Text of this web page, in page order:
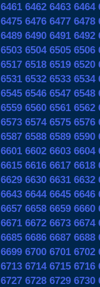
6461 6462 6463 6464
6475 6476 6477 6478
6489 6490 6491 6492
6503 6504 6505 6506
6517 6518 6519 6520
6531 6532 6533 6534
6545 6546 6547 6548
6559 6560 6561 6562
6573 6574 6575 6576
6587 6588 6589 6590
6601 6602 6603 6604
6615 6616 6617 6618
6629 6630 6631 6632
6643 6644 6645 6646
6657 6658 6659 6660
6671 6672 6673 6674
6685 6686 6687 6688
6699 6700 6701 6702
6713 6714 6715 6716
6727 6728 6729 6730